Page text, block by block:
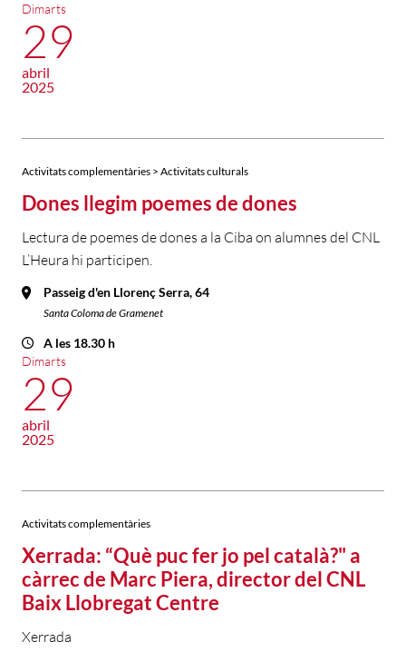
Dimarts
29
abril
2025
Activitats complementàries > Activitats culturals
Dones llegim poemes de dones
Lectura de poemes de dones a la Ciba on alumnes del CNL
L’Heura hi participen.
Passeig d'en Llorenç Serra, 64
Santa Coloma de Gramenet
A les 18.30 h
Dimarts
29
abril
2025
Activitats complementàries
Xerrada: “Què puc fer jo pel català?" a
càrrec de Marc Piera, director del CNL
Baix Llobregat Centre
Xerrada